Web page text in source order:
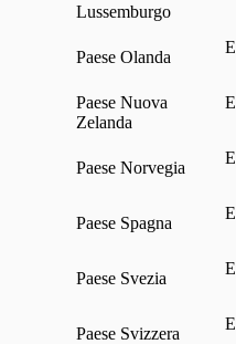
Lussemburgo
Olanda
Nuova
Zelanda
Norvegia
Spagna
Svezia
Svizzera